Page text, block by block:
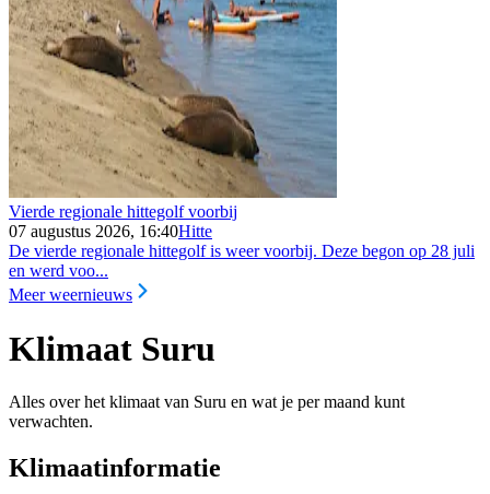
Vierde regionale hittegolf voorbij
07 augustus 2026, 16:40Hitte
De vierde regionale hittegolf is weer voorbij. Deze begon op 28 juli
en werd voo...
Meer weernieuws
Klimaat Suru
Alles over het klimaat van Suru en wat je per maand kunt
verwachten.
Klimaatinformatie